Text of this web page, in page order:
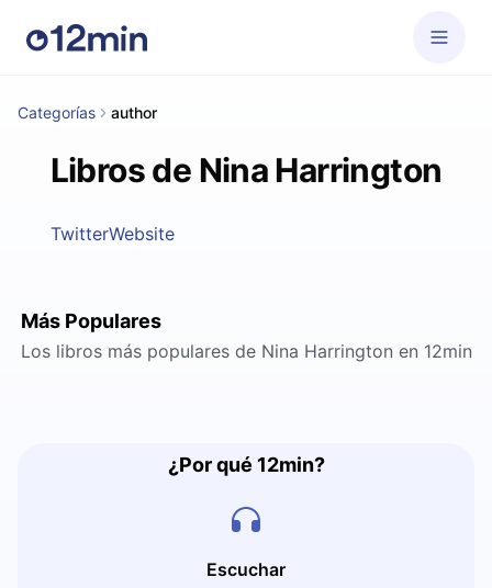
Categorías author
Libros de Nina Harrington
TwitterWebsite
Más Populares
Los libros más populares de Nina Harrington en 12min
¿Por qué 12min?
Escuchar